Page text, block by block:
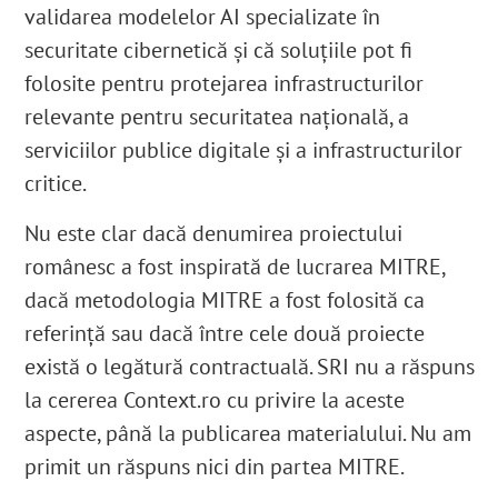
validarea modelelor AI specializate în
securitate cibernetică și că soluțiile pot fi
folosite pentru protejarea infrastructurilor
relevante pentru securitatea națională, a
serviciilor publice digitale și a infrastructurilor
critice.
Nu este clar dacă denumirea proiectului
românesc a fost inspirată de lucrarea MITRE,
dacă metodologia MITRE a fost folosită ca
referință sau dacă între cele două proiecte
există o legătură contractuală. SRI nu a răspuns
la cererea Context.ro cu privire la aceste
aspecte, până la publicarea materialului. Nu am
primit un răspuns nici din partea MITRE.